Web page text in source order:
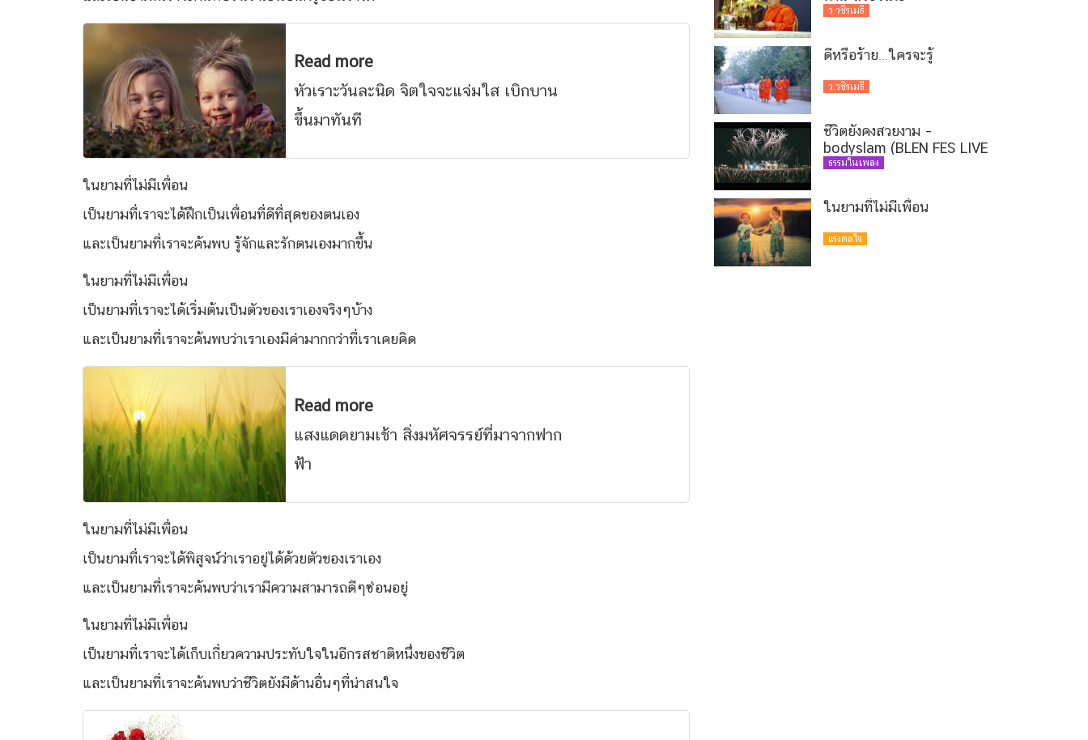
Read more
หัวเราะวันละนิด จิตใจจะแจ่มใส เบิกบาน
ขึ้นมาทันที
ในยามที่ไม่มีเพื่อน
เป็นยามที่เราจะได้ฝึกเป็นเพื่อนที่ดีที่สุดของตนเอง
และเป็นยามที่เราจะค้นพบ รู้จักและรักตนเองมากขึ้น
ในยามที่ไม่มีเพื่อน
เป็นยามที่เราจะได้เริ่มต้นเป็นตัวของเราเองจริงๆบ้าง
และเป็นยามที่เราจะค้นพบว่าเราเองมีค่ามากกว่าที่เราเคยคิด
Read more
แสงแดดยามเช้า สิ่งมหัศจรรย์ที่มาจากฟาก
ฟ้า
ในยามที่ไม่มีเพื่อน
เป็นยามที่เราจะได้พิสูจน์ว่าเราอยู่ได้ด้วยตัวของเราเอง
และเป็นยามที่เราจะค้นพบว่าเรามีความสามารถดีๆซ่อนอยู่
ในยามที่ไม่มีเพื่อน
เป็นยามที่เราจะได้เก็บเกี่ยวความประทับใจในอีกรสชาติหนึ่งของชีวิต
และเป็นยามที่เราจะค้นพบว่าชีวิตยังมีด้านอื่นๆที่น่าสนใจ
ว.วชิรเมธี
ดีหรือร้าย…ใครจะรู้
ว.วชิรเมธี
ชีวิตยังคงสวยงาม –
bodyslam (BLEN FES LIVE
PROJECT VERSION)
ธรรมในเพลง
ในยามที่ไม่มีเพื่อน
แรงดลใจ